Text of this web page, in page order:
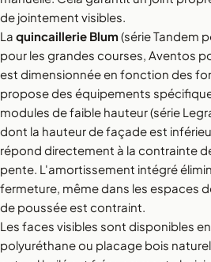
de jointement visibles.
La quincaillerie Blum(série Tandem
pour les grandes courses, Aventos
est dimensionnée en fonction des
propose des équipements
modules de faible hauteur (série
dont la hauteur de façade est
répond directement à la contrainte
pente. L'amortissement intégré
fermeture, même dans les espaces
de poussée est contraint.
Les faces visibles sont disponibles
polyuréthane ou placage bois